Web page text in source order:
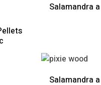
Salamandra
Salamandra